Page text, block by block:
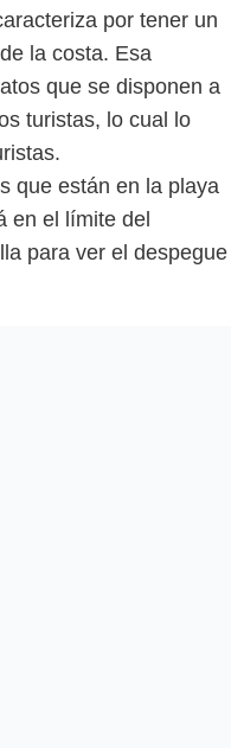
por tener un
la costa. Esa
que se disponen a
turistas, lo cual lo
que están en la playa
en el límite del
para ver el despegue